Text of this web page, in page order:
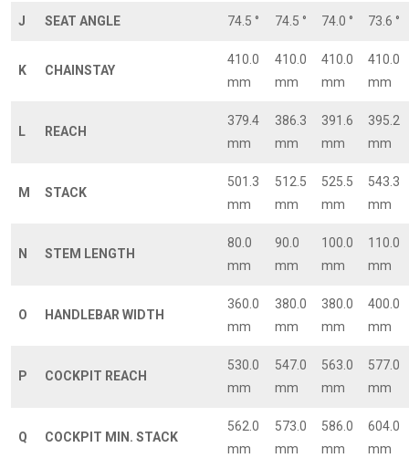
J SEAT ANGLE 74.5 ° 74.5 ° 74.0 ° 73.6 °
K CHAINSTAY
410.0
mm
410.0
mm
410.0
mm
410.0
mm
L REACH
379.4
mm
386.3
mm
391.6
mm
395.2
mm
M STACK
501.3
mm
512.5
mm
525.5
mm
543.3
mm
N STEM LENGTH
80.0
mm
90.0
mm
100.0
mm
110.0
mm
O HANDLEBAR WIDTH
360.0
mm
380.0
mm
380.0
mm
400.0
mm
P COCKPIT REACH
530.0
mm
547.0
mm
563.0
mm
577.0
mm
Q COCKPIT MIN. STACK
562.0
mm
573.0
mm
586.0
mm
604.0
mm